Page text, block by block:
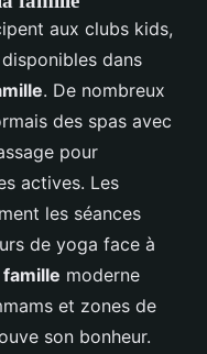
aux clubs kids,
dans
. De nombreux
des spas avec
pour
actives. Les
les séances
de yoga face à
moderne
et zones de
son bonheur.